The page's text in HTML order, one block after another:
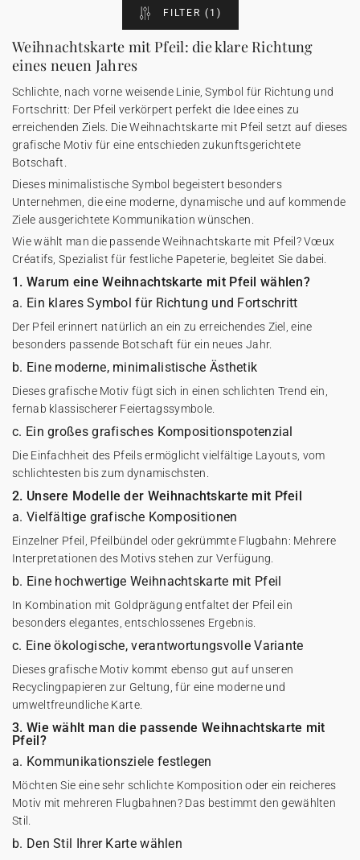
FILTER (1)
Weihnachtskarte mit Pfeil: die klare Richtung
eines neuen Jahres
Schlichte, nach vorne weisende Linie, Symbol für Richtung und
Fortschritt: Der Pfeil verkörpert perfekt die Idee eines zu
erreichenden Ziels. Die Weihnachtskarte mit Pfeil setzt auf dieses
grafische Motiv für eine entschieden zukunftsgerichtete
Botschaft.
Dieses minimalistische Symbol begeistert besonders
Unternehmen, die eine moderne, dynamische und auf kommende
Ziele ausgerichtete Kommunikation wünschen.
Wie wählt man die passende Weihnachtskarte mit Pfeil? Vœux
Créatifs, Spezialist für festliche Papeterie, begleitet Sie dabei.
1. Warum eine Weihnachtskarte mit Pfeil wählen?
a. Ein klares Symbol für Richtung und Fortschritt
Der Pfeil erinnert natürlich an ein zu erreichendes Ziel, eine
besonders passende Botschaft für ein neues Jahr.
b. Eine moderne, minimalistische Ästhetik
Dieses grafische Motiv fügt sich in einen schlichten Trend ein,
fernab klassischerer Feiertagssymbole.
c. Ein großes grafisches Kompositionspotenzial
Die Einfachheit des Pfeils ermöglicht vielfältige Layouts, vom
schlichtesten bis zum dynamischsten.
2. Unsere Modelle der Weihnachtskarte mit Pfeil
a. Vielfältige grafische Kompositionen
Einzelner Pfeil, Pfeilbündel oder gekrümmte Flugbahn: Mehrere
Interpretationen des Motivs stehen zur Verfügung.
b. Eine hochwertige Weihnachtskarte mit Pfeil
In Kombination mit Goldprägung entfaltet der Pfeil ein
besonders elegantes, entschlossenes Ergebnis.
c. Eine ökologische, verantwortungsvolle Variante
Dieses grafische Motiv kommt ebenso gut auf unseren
Recyclingpapieren zur Geltung, für eine moderne und
umweltfreundliche Karte.
3. Wie wählt man die passende Weihnachtskarte mit
Pfeil?
a. Kommunikationsziele festlegen
Möchten Sie eine sehr schlichte Komposition oder ein reicheres
Motiv mit mehreren Flugbahnen? Das bestimmt den gewählten
Stil.
b. Den Stil Ihrer Karte wählen